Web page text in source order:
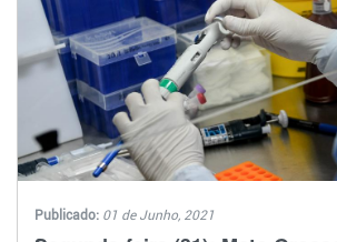
Publicado: 01 de Junho, 2021